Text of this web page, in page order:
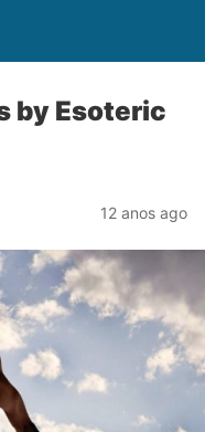
by Esoteric
12 anos ago